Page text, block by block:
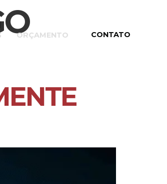
ORÇAMENTO CONTATO